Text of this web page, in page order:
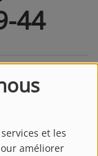
et les
améliorer
44